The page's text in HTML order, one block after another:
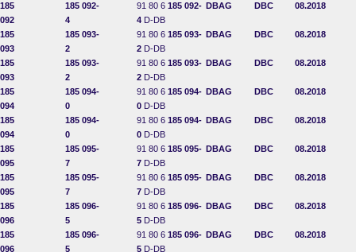
185
092
185 092-
4
91 80 6 185 092-
4 D-DB
DBAG DBC 08.2018
185
093
185 093-
2
91 80 6 185 093-
2 D-DB
DBAG DBC 08.2018
185
093
185 093-
2
91 80 6 185 093-
2 D-DB
DBAG DBC 08.2018
185
094
185 094-
0
91 80 6 185 094-
0 D-DB
DBAG DBC 08.2018
185
094
185 094-
0
91 80 6 185 094-
0 D-DB
DBAG DBC 08.2018
185
095
185 095-
7
91 80 6 185 095-
7 D-DB
DBAG DBC 08.2018
185
095
185 095-
7
91 80 6 185 095-
7 D-DB
DBAG DBC 08.2018
185
096
185 096-
5
91 80 6 185 096-
5 D-DB
DBAG DBC 08.2018
185
096
185 096-
5
91 80 6 185 096-
5 D-DB
DBAG DBC 08.2018